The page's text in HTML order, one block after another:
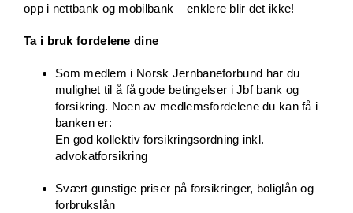
opp i nettbank og mobilbank – enklere blir det ikke!
Ta i bruk fordelene dine
Som medlem i Norsk Jernbaneforbund har du
mulighet til å få gode betingelser i Jbf bank og
forsikring. Noen av medlemsfordelene du kan få i
banken er:
En god kollektiv forsikringsordning inkl.
advokatforsikring
Svært gunstige priser på forsikringer, boliglån og
forbrukslån